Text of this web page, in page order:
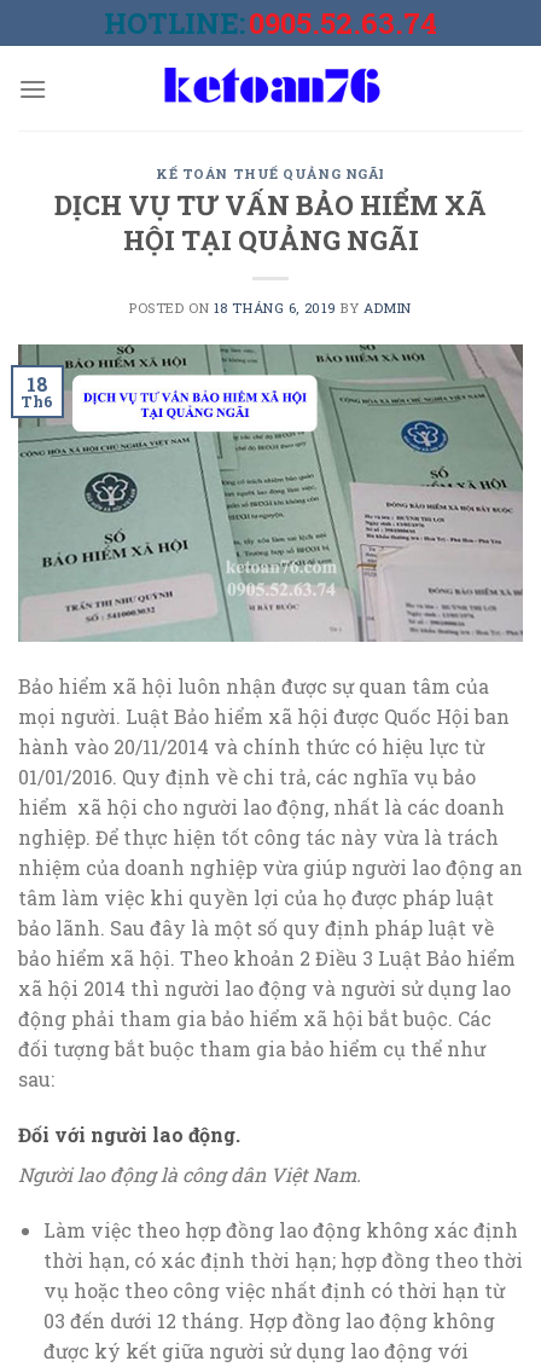
to
HOTLINE:0905.52.63.74
KẾ TOÁN THUẾ QUẢNG NGÃI
DỊCH VỤ TƯ VẤN BẢO HIỂM XÃ
HỘI TẠI QUẢNG NGÃI
POSTED ON 18 THÁNG 6, 2019 BY ADMIN
18
Th6
Bảo hiểm xã hội luôn nhận được sự quan tâm của
mọi người. Luật Bảo hiểm xã hội được Quốc Hội ban
hành vào 20/11/2014 và chính thức có hiệu lực từ
01/01/2016. Quy định về chi trả, các nghĩa vụ bảo
hiểm xã hội cho người lao động, nhất là các doanh
nghiệp. Để thực hiện tốt công tác này vừa là trách
nhiệm của doanh nghiệp vừa giúp người lao động an
tâm làm việc khi quyền lợi của họ được pháp luật
bảo lãnh. Sau đây là một số quy định pháp luật về
bảo hiểm xã hội. Theo khoản 2 Điều 3 Luật Bảo hiểm
xã hội 2014 thì người lao động và người sử dụng lao
động phải tham gia bảo hiểm xã hội bắt buộc. Các
đối tượng bắt buộc tham gia bảo hiểm cụ thể như
sau:
Đối với người lao động.
Người lao động là công dân Việt Nam.
Làm việc theo hợp đồng lao động không xác định
thời hạn, có xác định thời hạn; hợp đồng theo thời
vụ hoặc theo công việc nhất định có thời hạn từ
03 đến dưới 12 tháng. Hợp đồng lao động không
được ký kết giữa người sử dụng lao động với